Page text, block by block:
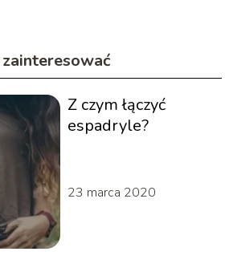
Z czym łączyć
espadryle?
23 marca 2020